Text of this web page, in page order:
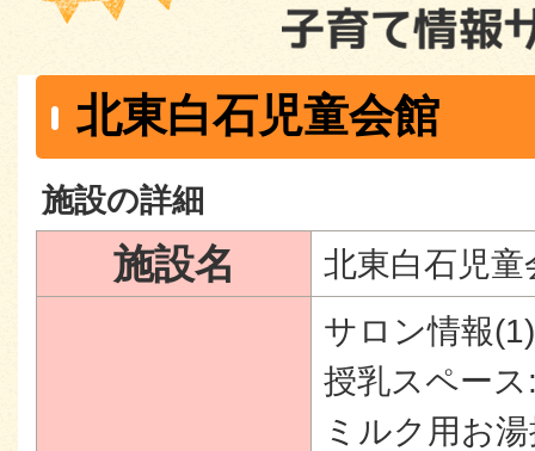
北東白石児童会館
施設の詳細
施設名 北東白石児童
サロン情報
授乳スペー
ミルク用お